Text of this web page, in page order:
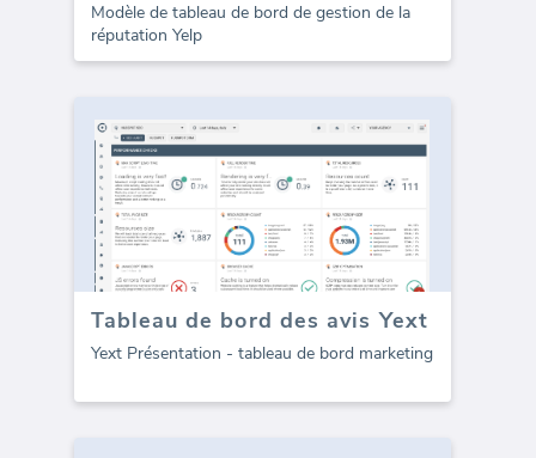
Modèle de tableau de bord de gestion de la
réputation Yelp
Tableau de bord des avis Yext
Yext Présentation - tableau de bord marketing